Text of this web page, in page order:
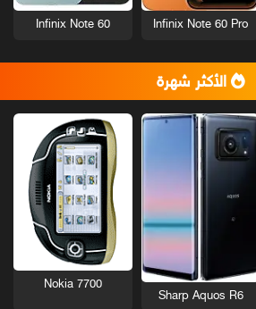
Infinix Note 60 Pro
Infinix Note 60
الأكثر شهرة
Sharp Aquos R6
Nokia 7700